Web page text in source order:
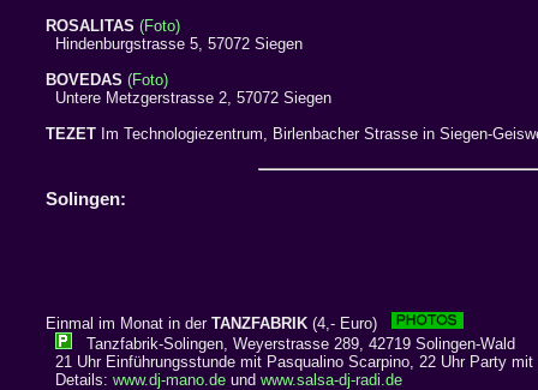
ROSALITAS (Foto)
Hindenburgstrasse 5, 57072 Siegen
BOVEDAS (Foto)
Untere Metzgerstrasse 2, 57072 Siegen
TEZET Im Technologiezentrum, Birlenbacher Strasse in Siegen-
Solingen:
Einmal im Monat in der TANZFABRIK (4,- Euro)
Tanzfabrik-Solingen, Weyerstrasse 289, 42719 Solingen-Wald
21 Uhr Einführungsstunde mit Pasqualino Scarpino, 22 Uhr Party
Details: www.dj-mano.de und www.salsa-dj-radi.de